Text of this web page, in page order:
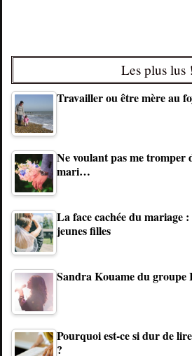
Les plus lus !
Travailler ou être mère au
Ne voulant pas me tromper
mari…
La face cachée du mariage
jeunes filles
Sandra Kouame du groupe
Pourquoi est-ce si dur de
?